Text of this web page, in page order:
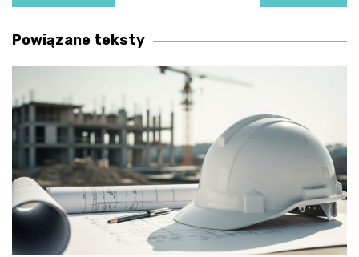
wpisu
Powiązane teksty